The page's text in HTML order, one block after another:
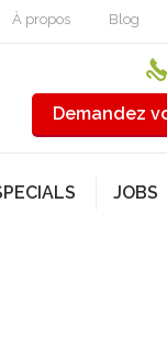
À propos Blog
Demandez
JOBS